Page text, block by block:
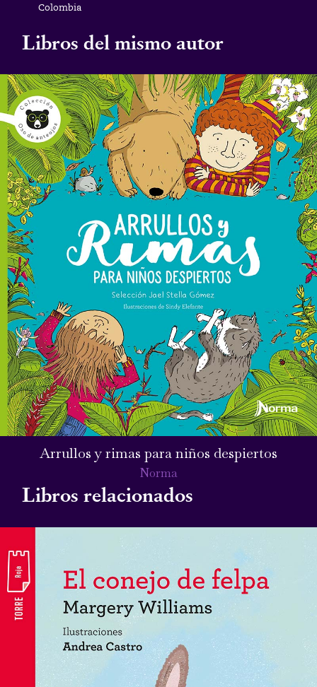
Colombia
Libros del mismo autor
Arrullos y rimas para niños despiertos
Norma
Libros relacionados